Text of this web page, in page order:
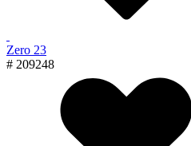
Zero 23
# 209248